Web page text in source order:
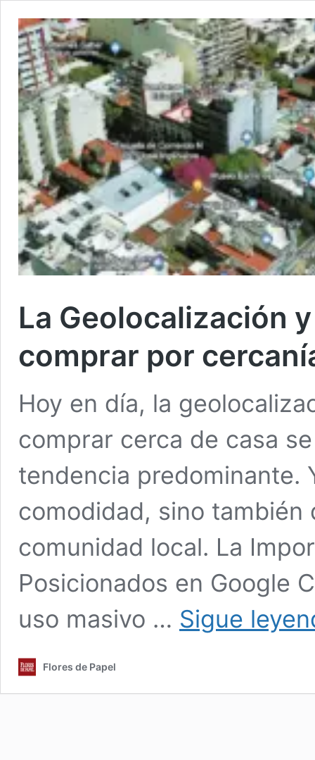
La Geolocalización
comprar por
Hoy en día, la
comprar cerca de casa
tendencia predominante.
comodidad, sino también
comunidad local. La
Posicionados en Google
uso masivo … Sigue
Flores de Papel